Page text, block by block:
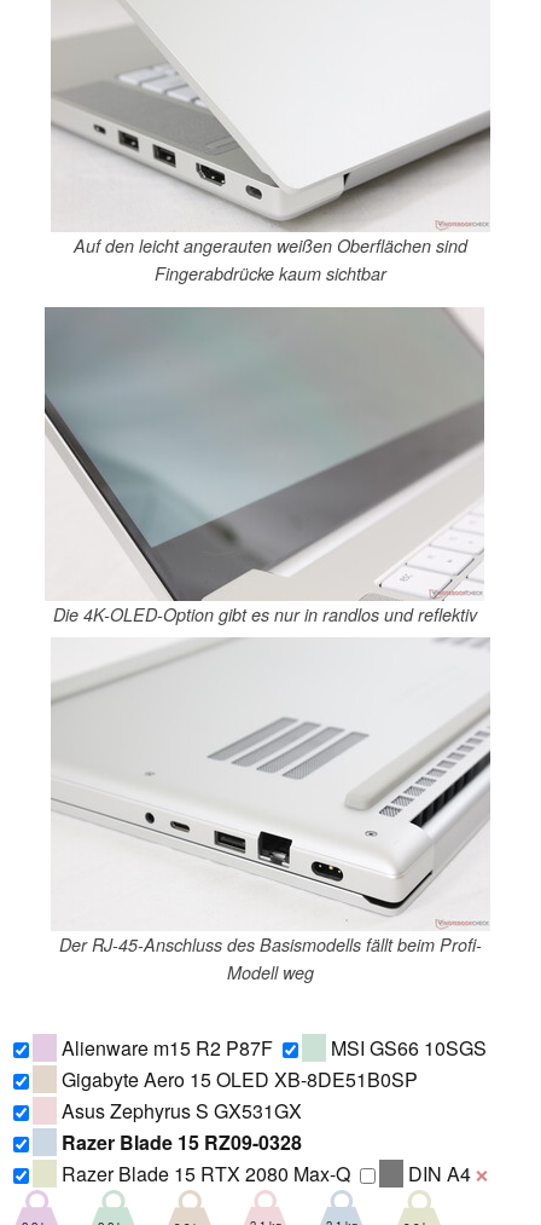
Auf den leicht angerauten weißen Oberflächen sind
Fingerabdrücke kaum sichtbar
Die 4K-OLED-Option gibt es nur in randlos und reflektiv
Der RJ-45-Anschluss des Basismodells fällt beim Profi-
Modell weg
Alienware m15 R2 P87F
MSI GS66 10SGS
Gigabyte Aero 15 OLED XB-8DE51B0SP
Asus Zephyrus S GX531GX
Razer Blade 15 RZ09-0328
Razer Blade 15 RTX 2080 Max-Q
DIN A4 ❌